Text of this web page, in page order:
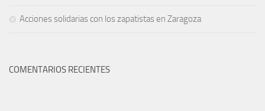
Acciones solidarias con los zapatistas en Zaragoza
COMENTARIOS RECIENTES